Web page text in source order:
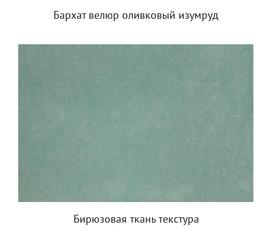
Бархат велюр оливковый изумруд
Бирюзовая ткань текстура